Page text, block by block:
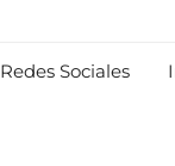
Redes Sociales